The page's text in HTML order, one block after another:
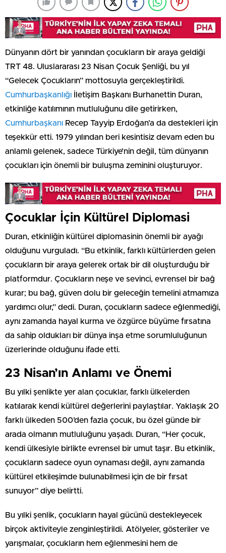
Dünyanın dört bir yanından çocukların bir araya geldiği
TRT 48. Uluslararası 23 Nisan Çocuk Şenliği, bu yıl
“Gelecek Çocukların” mottosuyla gerçekleştirildi.
Cumhurbaşkanlığı İletişim Başkanı Burhanettin Duran,
etkinliğe katılımının mutluluğunu dile getirirken,
Cumhurbaşkanı Recep Tayyip Erdoğan’a da destekleri için
teşekkür etti. 1979 yılından beri kesintisiz devam eden bu
anlamlı gelenek, sadece Türkiye’nin değil, tüm dünyanın
çocukları için önemli bir buluşma zeminini oluşturuyor.
Çocuklar İçin Kültürel Diplomasi
Duran, etkinliğin kültürel diplomasinin önemli bir ayağı
olduğunu vurguladı. “Bu etkinlik, farklı kültürlerden gelen
çocukların bir araya gelerek ortak bir dil oluşturduğu bir
platformdur. Çocukların neşe ve sevinci, evrensel bir bağ
kurar; bu bağ, güven dolu bir geleceğin temelini atmamıza
yardımcı olur,” dedi. Duran, çocukların sadece eğlenmediği,
aynı zamanda hayal kurma ve özgürce büyüme fırsatına
da sahip oldukları bir dünya inşa etme sorumluluğunun
üzerlerinde olduğunu ifade etti.
23 Nisan’ın Anlamı ve Önemi
Bu yılki şenlikte yer alan çocuklar, farklı ülkelerden
katılarak kendi kültürel değerlerini paylaştılar. Yaklaşık 20
farklı ülkeden 500’den fazla çocuk, bu özel günde bir
arada olmanın mutluluğunu yaşadı. Duran, “Her çocuk,
kendi ülkesiyle birlikte evrensel bir umut taşır. Bu etkinlik,
çocukların sadece oyun oynaması değil, aynı zamanda
kültürel etkileşimde bulunabilmesi için de bir fırsat
sunuyor” diye belirtti.
Bu yılki şenlik, çocukların hayal gücünü destekleyecek
birçok aktiviteyle zenginleştirildi. Atölyeler, gösteriler ve
yarışmalar, çocukların hem eğlenmesini hem de